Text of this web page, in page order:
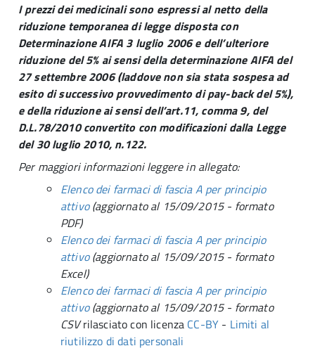
I prezzi dei medicinali sono espressi al netto della
riduzione temporanea di legge disposta con
Determinazione AIFA 3 luglio 2006 e dell’ulteriore
riduzione del 5% ai sensi della determinazione AIFA del
27 settembre 2006 (laddove non sia stata sospesa ad
esito di successivo provvedimento di pay-back del 5%),
e della riduzione ai sensi dell’art.11, comma 9, del
D.L.78/2010 convertito con modificazioni dalla Legge
del 30 luglio 2010, n.122.
Per maggiori informazioni leggere in allegato:
Elenco dei farmaci di fascia A per principio
attivo(aggiornato al 15/09/2015 - formato
PDF)
Elenco dei farmaci di fascia A per principio
attivo(aggiornato al 15/09/2015- formato
Excel)
Elenco dei farmaci di fascia A per principio
attivo(aggiornato al 15/09/2015- formato
CSVrilasciato con licenza CC-BY - Limiti al
riutilizzo di dati personali